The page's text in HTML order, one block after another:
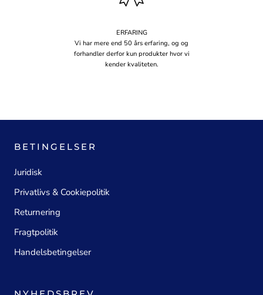
ERFARING
Vi har mere end 50 års erfaring, og og
forhandler derfor kun produkter hvor vi
kender kvaliteten.
BETINGELSER
Juridisk
Privatlivs & Cookiepolitik
Returnering
Fragtpolitik
Handelsbetingelser